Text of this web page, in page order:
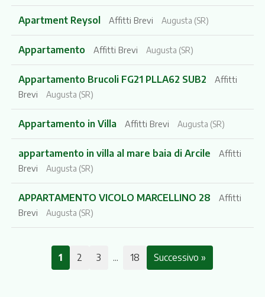
Apartment Reysol Affitti Brevi Augusta (SR)
Appartamento Affitti Brevi Augusta (SR)
Appartamento Brucoli FG21 PLLA62 SUB2
Affitti
Brevi
Augusta (SR)
Appartamento in Villa Affitti Brevi Augusta (SR)
appartamento in villa al mare baia di Arcile
Affitti
Brevi
Augusta (SR)
APPARTAMENTO VICOLO MARCELLINO 28
Affitti
Brevi
Augusta (SR)
1 2 3 ... 18 Successivo »